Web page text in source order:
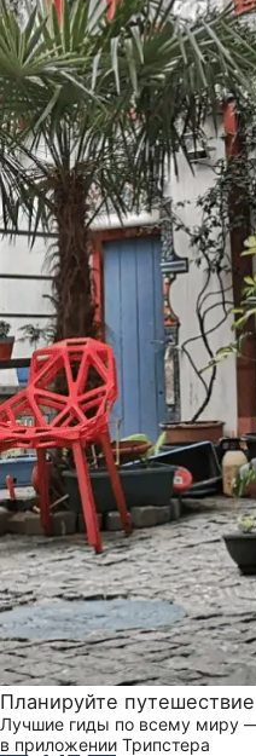
Планируйте
Лучшие гиды по всему миру
в приложении Трипстера